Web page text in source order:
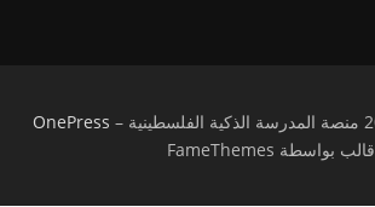
–
OnePress
قالب بواسطة FameThemes